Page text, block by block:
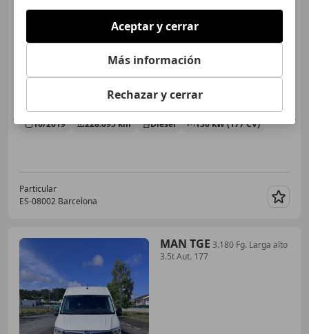
€ 25.000
Sincomparación
10/2019 228.695 km Diésel 130 kW (177 CV)
Particular
ES-08002 Barcelona
MAN TGE 3.180 Fg. Larga alto
3.5t Aut. 177
Aceptar y cerrar
Más información
Rechazar y cerrar